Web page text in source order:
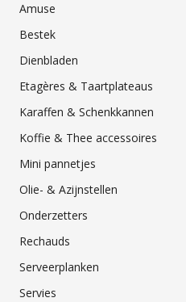
Amuse
Bestek
Dienbladen
Etagères & Taartplateaus
Karaffen & Schenkkannen
Koffie & Thee accessoires
Mini pannetjes
Olie- & Azijnstellen
Onderzetters
Rechauds
Serveerplanken
Servies